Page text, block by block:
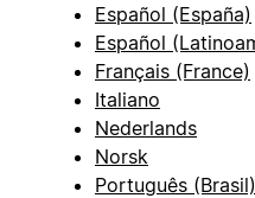
Español (España)
Español
Français (France)
Italiano
Nederlands
Norsk
Português (Brasil)